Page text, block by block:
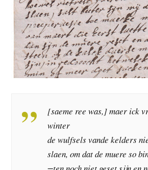
[saeme ree was,] maer ick
winter
de wulfsels vande kelders
slaen, om dat de muere so